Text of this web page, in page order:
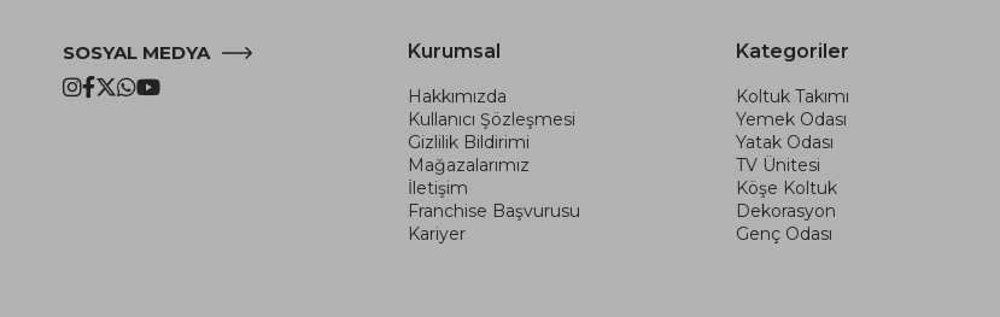
SOSYAL MEDYA Kurumsal
Hakkımızda
Kullanıcı Şözleşmesi
Gizlilik Bildirimi
Mağazalarımız
İletişim
Franchise Başvurusu
Kariyer
Kategoriler
Koltuk Takımı
Yemek Odası
Yatak Odası
TV Ünitesi
Köşe Koltuk
Dekorasyon
Genç Odası